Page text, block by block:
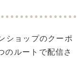
ショップのクーポ
のルートで配信さ